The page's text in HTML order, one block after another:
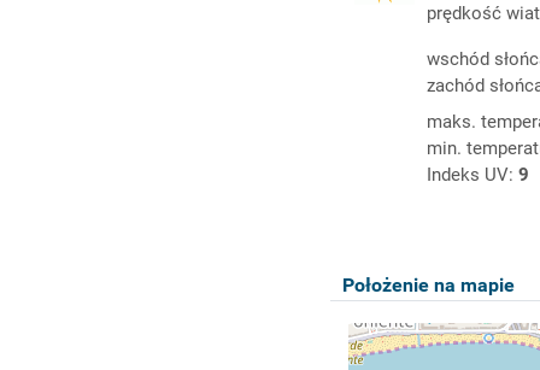
prędkość
wschód
zachód
maks.
min.
Indeks UV: 9
Położenie na mapie